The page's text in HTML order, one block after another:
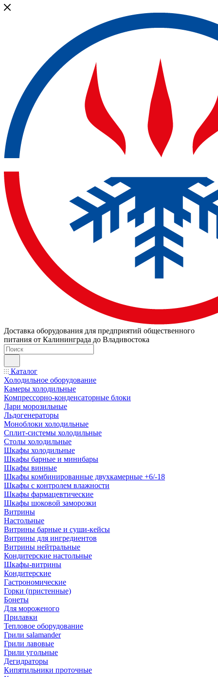
Доставка оборудования для предприятий общественного
питания от Калининграда до Владивостока
Каталог
Холодильное оборудование
Камеры холодильные
Компрессорно-конденсаторные блоки
Лари морозильные
Льдогенераторы
Моноблоки холодильные
Сплит-системы холодильные
Столы холодильные
Шкафы холодильные
Шкафы барные и минибары
Шкафы винные
Шкафы комбинированные двухкамерные +6/-18
Шкафы с контролем влажности
Шкафы фармацевтические
Шкафы шоковой заморозки
Витрины
Настольные
Витрины барные и суши-кейсы
Витрины для ингредиентов
Витрины нейтральные
Кондитерские настольные
Шкафы-витрины
Кондитерские
Гастрономические
Горки (пристенные)
Бонеты
Для мороженого
Прилавки
Тепловое оборудование
Грили salamander
Грили лавовые
Грили угольные
Дегидраторы
Кипятильники проточные